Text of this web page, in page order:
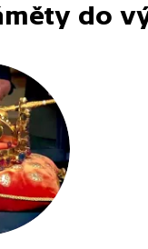
do